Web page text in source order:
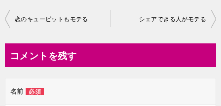
投
ビ
ー
恋のキューピットもモテる シェアできる人がモテる
コメントを残す
名前 必須